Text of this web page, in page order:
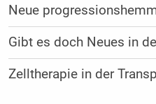
Neue
Gibt es doch Neues in
Zelltherapie in der